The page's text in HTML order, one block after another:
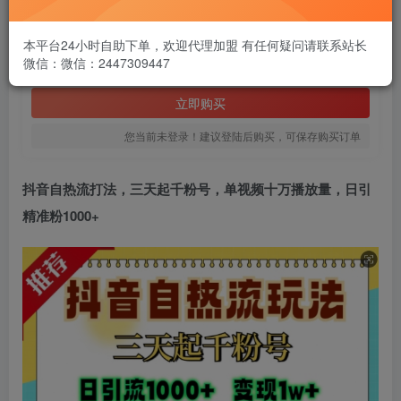
￥1.99
黄金会员免费
立即购买
您当前未登录！建议登陆后购买，可保存购买订单
抖音自热流打法 ，三天起千粉号，单视频十万播放量，日引
精准粉1000+
本平台24小时自助下单，欢迎代理加盟 有任何疑问请联系站长
微信：微信：2447309447